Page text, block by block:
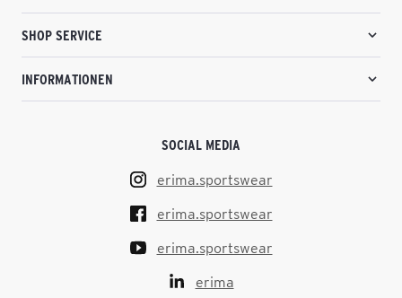
SHOP SERVICE
INFORMATIONEN
SOCIAL MEDIA
erima.sportswear
erima.sportswear
erima.sportswear
erima